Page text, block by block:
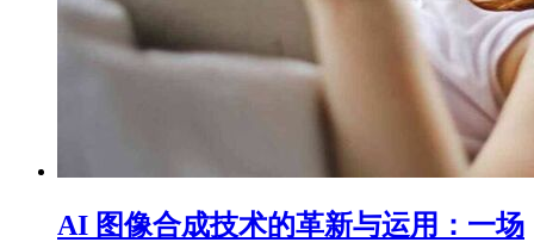
AI 图像合成技术的革新与运用：一场